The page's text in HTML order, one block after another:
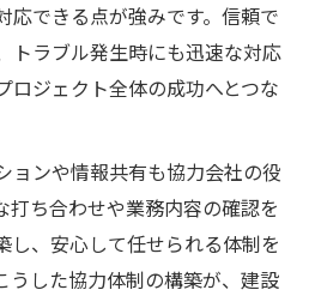
応できる点が強みです。信頼で
トラブル発生時にも迅速な対応
ロジェクト全体の成功へとつな
ョンや情報共有も協力会社の役
打ち合わせや業務内容の確認を
し、安心して任せられる体制を
うした協力体制の構築が、建設